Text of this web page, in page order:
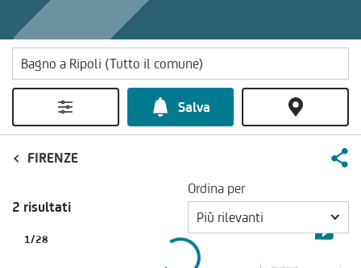
Salva
FIRENZE
2 risultati
Ordina per
Più rilevanti
1/28